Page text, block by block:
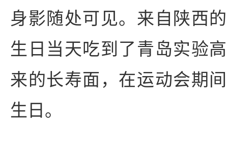
身影随处可见。来自陕西
生日当天吃到了青岛实验
来的长寿面，在运动会期
生日。